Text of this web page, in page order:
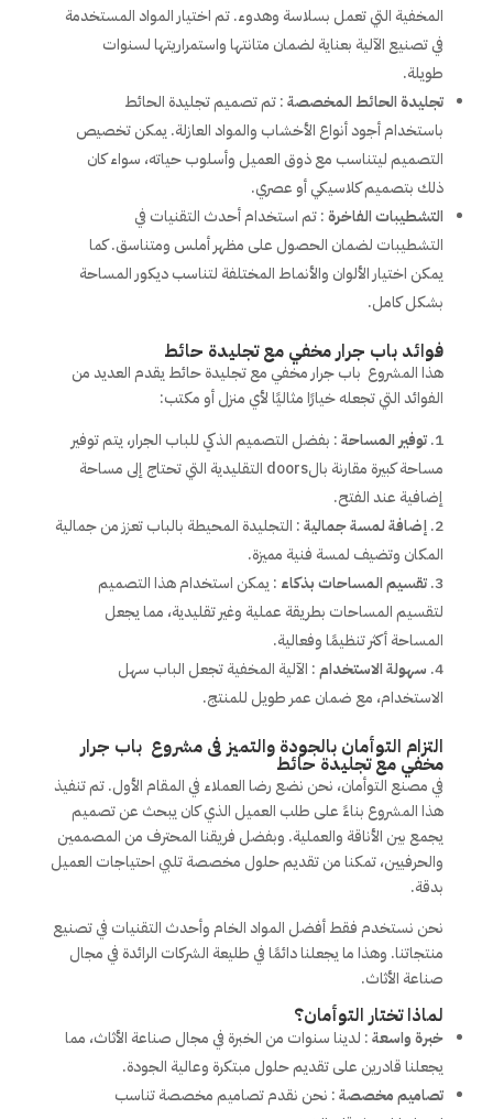
المخفية التي تعمل بسلاسة وهدوء. تم اختيار المواد المستخدمة
في تصنيع الآلية بعناية لضمان متانتها واستمراريتها لسنوات
طويلة.
تجليدة الحائط المخصصة: تم تصميم تجليدة الحائط
باستخدام أجود أنواع الأخشاب والمواد العازلة. يمكن تخصيص
التصميم ليتناسب مع ذوق العميل وأسلوب حياته، سواء كان
ذلك بتصميم كلاسيكي أو عصري.
التشطيبات الفاخرة: تم استخدام أحدث التقنيات في
التشطيبات لضمان الحصول على مظهر أملس ومتناسق. كما
يمكن اختيار الألوان والأنماط المختلفة لتناسب ديكور المساحة
بشكل كامل.
فوائد باب جرار مخفي مع تجليدة حائط
هذا المشروع باب جرار مخفي مع تجليدة حائط يقدم العديد من
الفوائد التي تجعله خيارًا مثاليًا لأي منزل أو مكتب:
توفير المساحة: بفضل التصميم الذكي للباب الجرار، يتم توفير
مساحة كبيرة مقارنة بالdoors التقليدية التي تحتاج إلى مساحة
إضافية عند الفتح.
إضافة لمسة جمالية: التجليدة المحيطة بالباب تعزز من جمالية
المكان وتضيف لمسة فنية مميزة.
تقسيم المساحات بذكاء : يمكن استخدام هذا التصميم
لتقسيم المساحات بطريقة عملية وغير تقليدية، مما يجعل
المساحة أكثر تنظيمًا وفعالية.
سهولة الاستخدام: الآلية المخفية تجعل الباب سهل
الاستخدام، مع ضمان عمر طويل للمنتج.
التزام التوأمان بالجودة والتميز فى مشروع باب جرار
مخفي مع تجليدة حائط
في مصنع التوأمان، نحن نضع رضا العملاء في المقام الأول. تم تنفيذ
هذا المشروع بناءً على طلب العميل الذي كان يبحث عن تصميم
يجمع بين الأناقة والعملية. وبفضل فريقنا المحترف من المصممين
والحرفيين، تمكنا من تقديم حلول مخصصة تلبي احتياجات العميل
بدقة.
نحن نستخدم فقط أفضل المواد الخام وأحدث التقنيات في تصنيع
منتجاتنا. وهذا ما يجعلنا دائمًا في طليعة الشركات الرائدة في مجال
صناعة الأثاث.
لماذا تختار التوأمان؟
خبرة واسعة: لدينا سنوات من الخبرة في مجال صناعة الأثاث، مما
يجعلنا قادرين على تقديم حلول مبتكرة وعالية الجودة.
تصاميم مخصصة: نحن نقدم تصاميم مخصصة تناسب